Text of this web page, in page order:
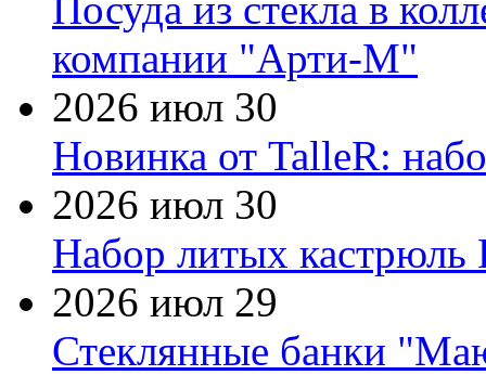
компании "Арти-М"
2026 июл 30
Новинка от TalleR:
2026 июл 30
Набор литых кастрюль
2026 июл 29
Стеклянные банки